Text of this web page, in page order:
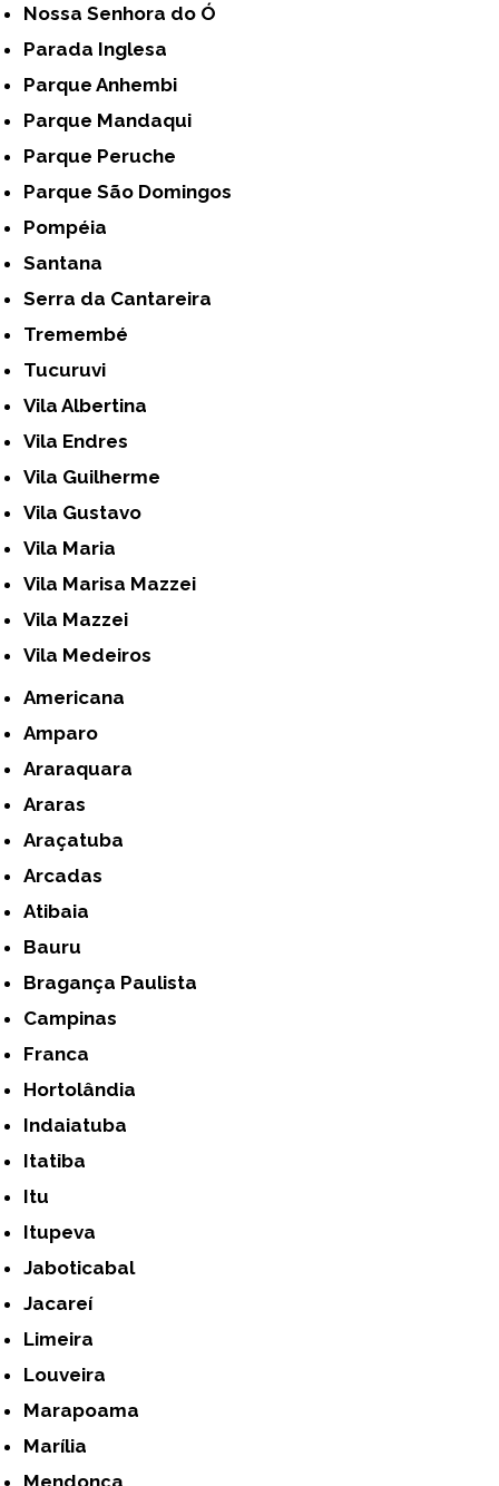
Nossa Senhora do Ó
Parada Inglesa
Parque Anhembi
Parque Mandaqui
Parque Peruche
Parque São Domingos
Pompéia
Santana
Serra da Cantareira
Tremembé
Tucuruvi
Vila Albertina
Vila Endres
Vila Guilherme
Vila Gustavo
Vila Maria
Vila Marisa Mazzei
Vila Mazzei
Vila Medeiros
Americana
Amparo
Araraquara
Araras
Araçatuba
Arcadas
Atibaia
Bauru
Bragança Paulista
Campinas
Franca
Hortolândia
Indaiatuba
Itatiba
Itu
Itupeva
Jaboticabal
Jacareí
Limeira
Louveira
Marapoama
Marília